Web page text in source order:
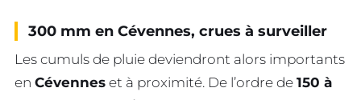
300 mm en Cévennes, crues à surveiller
Les cumuls de pluie deviendront alors importants
en Cévennes et à proximité. De l’ordre de 150 à